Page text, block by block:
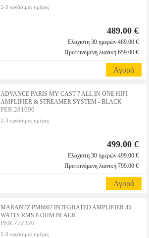
2-3 εργάσιμες ημέρες
489.00 €
Ελάχιστη 30 ημερών 489.00 €
Προτεινόμενη λιανική 659.00 €
Αγορά
ADVANCE PARIS MY CAST 7 ALL IN ONE HIFI
AMPLIFIER & STREAMER SYSTEM - BLACK
PER.281090
2-3 εργάσιμες ημέρες
499.00 €
Ελάχιστη 30 ημερών 499.00 €
Προτεινόμενη λιανική 799.00 €
Αγορά
MARANTZ PM6007 INTEGRATED AMPLIFIER 45
WATTS RMS 8 OHM BLACK
PER.772320
2-3 εργάσιμες ημέρες